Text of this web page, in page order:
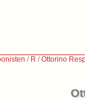
/ R /Ottorino